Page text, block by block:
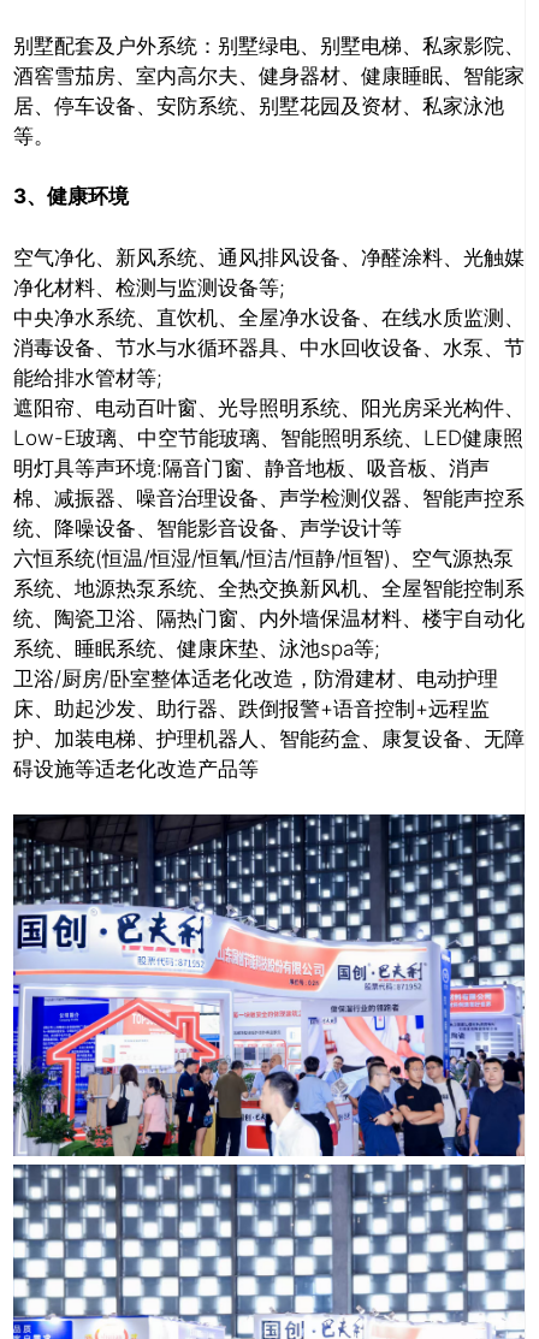
别墅配套及户外系统：别墅绿电、别墅电梯、私家影院、
酒窖雪茄房、室内高尔夫、健身器材、健康睡眠、智能家
居、停车设备、安防系统、别墅花园及资材、私家泳池
等。
3、 健康环境
空气净化、新风系统、通风排风设备、净醛涂料、光触媒
净化材料、检测与监测设备等;
中央净水系统、直饮机、全屋净水设备、在线水质监测、
消毒设备、节水与水循环器具、中水回收设备、水泵、节
能给排水管材等;
遮阳帘、电动百叶窗、光导照明系统、阳光房采光构件、
Low-E玻璃、中空节能玻璃、智能照明系统、LED健康照
明灯具等声环境:隔音门窗、静音地板、吸音板、消声
棉、减振器、噪音治理设备、声学检测仪器、智能声控系
统、降噪设备、智能影音设备、声学设计等
六恒系统(恒温/恒湿/恒氧/恒洁/恒静/恒智)、空气源热泵
系统、地源热泵系统、全热交换新风机、全屋智能控制系
统、陶瓷卫浴、隔热门窗、内外墙保温材料、楼宇自动化
系统、睡眠系统、健康床垫、泳池spa等;
卫浴/厨房/卧室整体适老化改造，防滑建材、电动护理
床、助起沙发、助行器、跌倒报警+语音控制+远程监
护、加装电梯、护理机器人、智能药盒、康复设备、无障
碍设施等适老化改造产品等
关闭